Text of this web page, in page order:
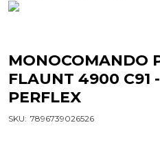
MONOCOMANDO
FLAUNT 4900 C91
PERFLEX
SKU: 7896739026526